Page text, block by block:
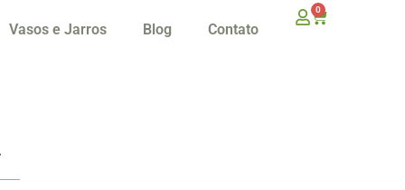
Vasos e Jarros Blog Contato
0